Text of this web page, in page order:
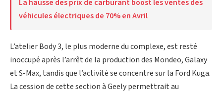
La hausse des prix de carburant boost les ventes des
véhicules électriques de 70% en Avril
L’atelier Body 3, le plus moderne du complexe, est resté
inoccupé après l’arrêt de la production des Mondeo, Galaxy
et S-Max, tandis que l’activité se concentre sur la Ford Kuga.
La cession de cette section à Geely permettrait au